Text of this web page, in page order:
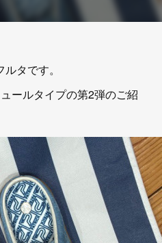
タです。
ールタイプの第2弾のご紹